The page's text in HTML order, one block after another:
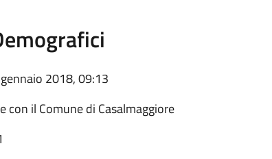
2018, 09:13
con il Comune di Casalmaggiore